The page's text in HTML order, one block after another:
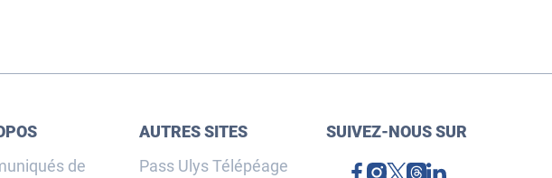
de
AUTRES SITES
Pass Ulys Télépéage
SUIVEZ-NOUS SUR